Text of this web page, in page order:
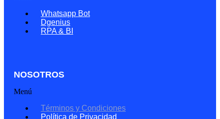
Whatsapp Bot
Dgenius
RPA & BI
NOSOTROS
Menú
Términos y Condiciones
Política de Privacidad